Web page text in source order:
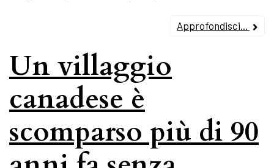
Approfondisci...
Un villaggio
canadese è
scomparso più di 90